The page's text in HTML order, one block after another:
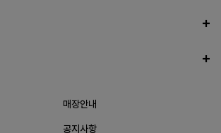
매장안내
공지사항